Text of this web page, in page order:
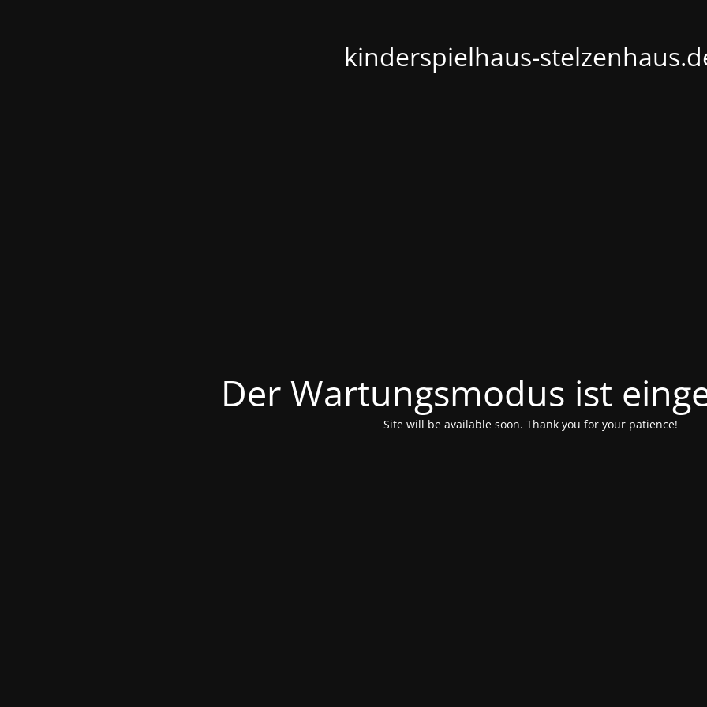
kinderspielhaus-
Der Wartungsmodus ist
Site will be available soon. Thank you for your patience!